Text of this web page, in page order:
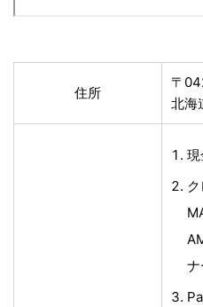
住所
〒
北海
現